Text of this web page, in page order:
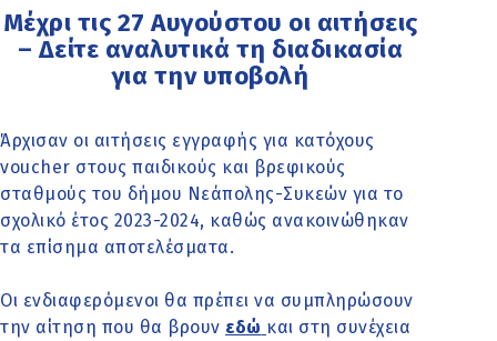
Μέχρι τις 27 Αυγούστου οι αιτήσεις
– Δείτε αναλυτικά τη διαδικασία
για την υποβολή
Άρχισαν οι αιτήσεις εγγραφής για κατόχους
voucher στους παιδικούς και βρεφικούς
σταθμούς του δήμου Νεάπολης-Συκεών για το
σχολικό έτος 2023-2024, καθώς ανακοινώθηκαν
τα επίσημα αποτελέσματα.
Οι ενδιαφερόμενοι θα πρέπει να συμπληρώσουν
την αίτηση που θα βρουν εδώ και στη συνέχεια